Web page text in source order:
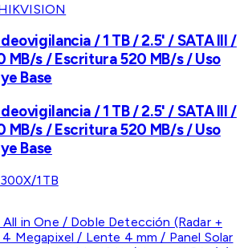
/ 1 TB / 2.5' / SATA III /
MB/s / Escritura 520 MB/s / Uso
Base
/ 1 TB / 2.5' / SATA III /
MB/s / Escritura 520 MB/s / Uso
Base
1TB